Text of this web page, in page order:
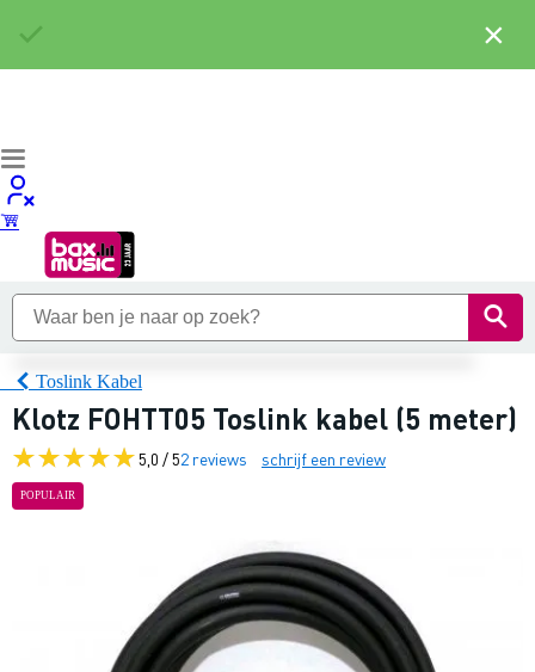
Toslink Kabel
Klotz FOHTT05 Toslink kabel (5 meter)
5,0 / 52 reviews schrijf een review
POPULAIR
×